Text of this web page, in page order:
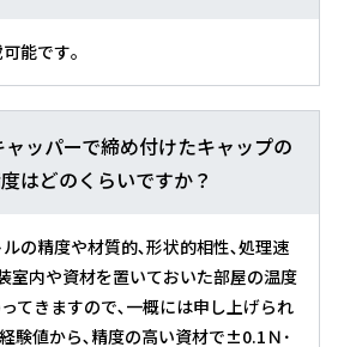
能です｡
ャッパーで締め付けたキャップの
はどのくらいですか？
の精度や材質的､形状的相性､処理速
室内や資材を置いておいた部屋の温度
てきますので､一概には申し上げられ
験値から､精度の高い資材で±0.1Ｎ･